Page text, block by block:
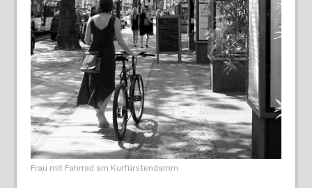
Frau mit Fahrrad am Kurfürstendamm